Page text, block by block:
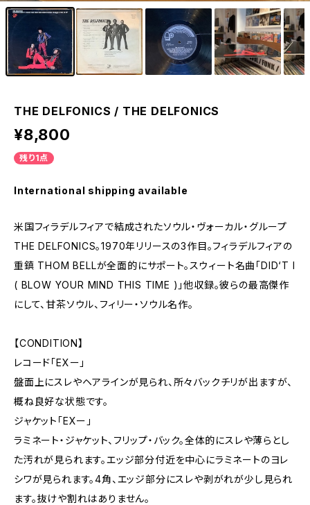
THE DELFONICS / THE DELFONICS
¥8,800
残り1点
International shipping available
米国フィラデルフィアで結成されたソウル・ヴォーカル・グループ
THE DELFONICS。1970年リリースの3作目。フィラデルフィアの
重鎮 THOM BELLが全面的にサポート。スウィート名曲「DID‘T I
( BLOW YOUR MIND THIS TIME )」他収録。彼らの最高傑作
にして、甘茶ソウル、フィリー・ソウル名作。
【CONDITION】
レコード「EXー」
盤面上にスレやヘアラインが見られ、所々バックチリが出ますが、
概ね良好な状態です。
ジャケット「EXー」
ラミネート・ジャケット、フリップ・バック。全体的にスレや薄らとし
た汚れが見られます。エッジ部分付近を中心にラミネートのヨレ
シワが見られます。4角、エッジ部分にスレや剥がれが少し見られ
ます。抜けや割れはありません。